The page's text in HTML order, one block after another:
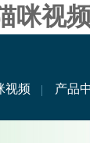
视
视频 产品